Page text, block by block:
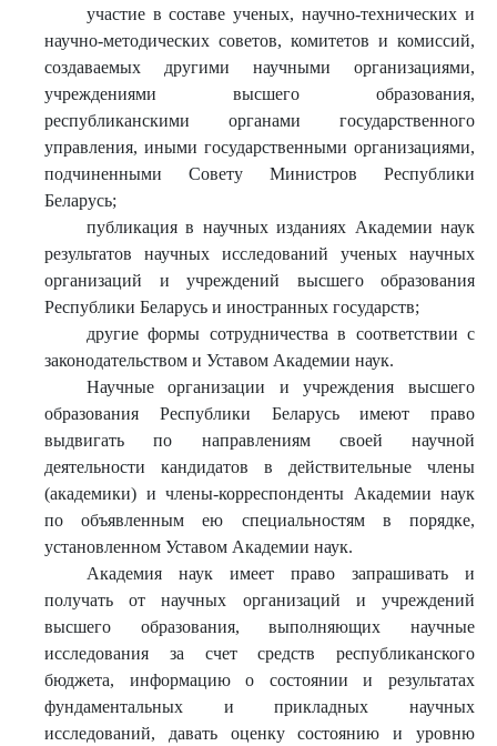
участие в составе ученых, научно-технических и
научно-методических советов, комитетов и комиссий,
создаваемых другими научными организациями,
учреждениями высшего образования,
республиканскими органами государственного
управления, иными государственными организациями,
подчиненными Совету Министров Республики
Беларусь;
публикация в научных изданиях Академии наук
результатов научных исследований ученых научных
организаций и учреждений высшего образования
Республики Беларусь и иностранных государств;
другие формы сотрудничества в соответствии с
законодательством и Уставом Академии наук.
Научные организации и учреждения высшего
образования Республики Беларусь имеют право
выдвигать по направлениям своей научной
деятельности кандидатов в действительные члены
(академики) и члены-корреспонденты Академии наук
по объявленным ею специальностям в порядке,
установленном Уставом Академии наук.
Академия наук имеет право запрашивать и
получать от научных организаций и учреждений
высшего образования, выполняющих научные
исследования за счет средств республиканского
бюджета, информацию о состоянии и результатах
фундаментальных и прикладных научных
исследований, давать оценку состоянию и уровню